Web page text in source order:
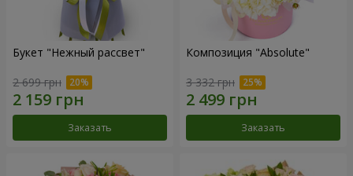
Букет "Нежный рассвет"
2 699 грн
Заказать
Композиция "Absolute"
3 332 грн
Заказать